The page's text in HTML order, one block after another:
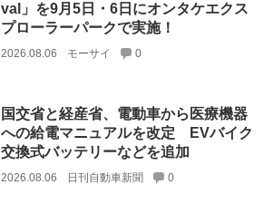
val」を9月5日・6日にオンタケエクス
プローラーパークで実施！
2026.08.06 モーサイ 0
国交省と経産省、電動車から医療機器
への給電マニュアルを改定 EVバイク
交換式バッテリーなどを追加
2026.08.06 日刊自動車新聞 0